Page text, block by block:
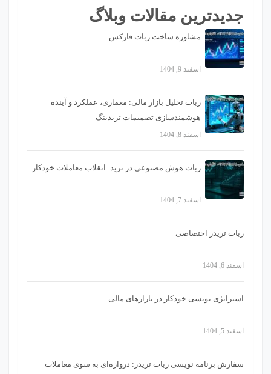
جدیدترین مقالات وبلاگ
مشاوره ساخت ربات فارکس
اسفند 9, 1404
ربات تحلیل بازار مالی: معماری، عملکرد و آینده
هوشمندسازی تصمیمات تریدینگ
اسفند 8, 1404
ربات هوش مصنوعی در ترید: انقلاب معاملات خودکار
اسفند 7, 1404
ربات تریدر اختصاصی
اسفند 6, 1404
استراتژی‌ نویسی خودکار در بازارهای مالی
اسفند 5, 1404
سفارش برنامه نویسی ربات تریدر: دروازه‌ای به سوی معاملات